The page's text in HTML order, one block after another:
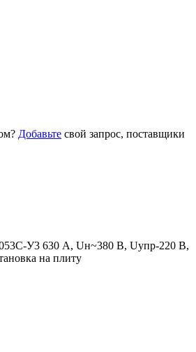
Добавьте свой запрос, поставщики
У3 630 А, Uн~380 В, Uупр-220 В,
на плиту